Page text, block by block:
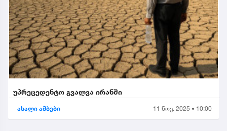
უპრეცედენტო გვალვა ირანში
ახალი ამბები 11 ნოე. 2025 • 10:00